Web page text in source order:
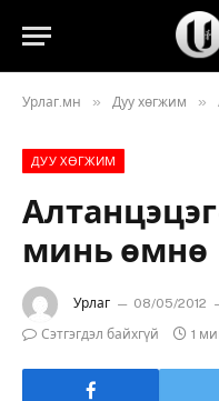
Урлаг.мн » Дуу хөгжим »
ДУУ ХӨГЖИМ
минь өмнө
Урлаг 08/05/2012
Сэтгэгдэл байхгүй
1